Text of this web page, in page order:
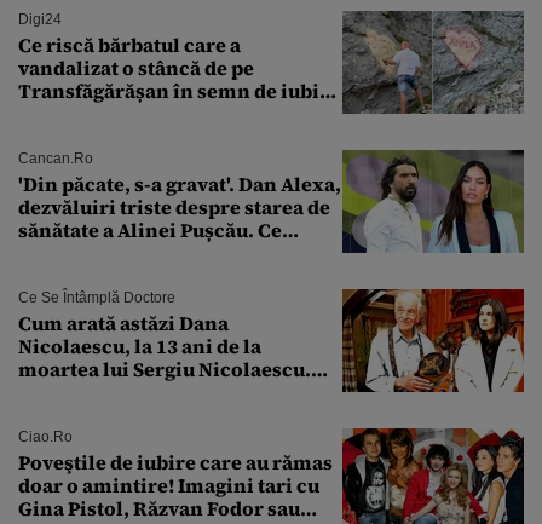
Digi24
Ce riscă bărbatul care a
vandalizat o stâncă de pe
Transfăgărășan în semn de iubire
Cancan.ro
'Din păcate, s-a gravat'. Dan Alexa,
dezvăluiri triste despre starea de
sănătate a Alinei Pușcău. Ce
Ce Se Întâmplă Doctore
Cum arată astăzi Dana
Nicolaescu, la 13 ani de la
moartea lui Sergiu Nicolaescu.
Ciao.ro
Poveştile de iubire care au rămas
doar o amintire! Imagini tari cu
Gina Pistol, Răzvan Fodor sau